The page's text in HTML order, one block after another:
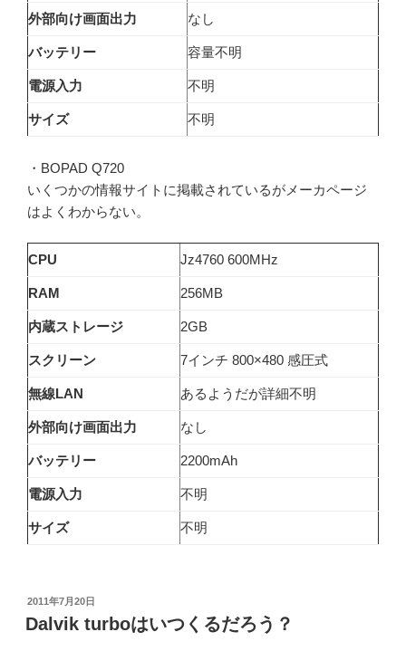
外部向け画面出力 なし
バッテリー 容量不明
電源入力 不明
サイズ 不明
・BOPAD Q720
いくつかの情報サイトに掲載されているがメーカページ
はよくわからない。
CPU Jz4760 600MHz
RAM 256MB
内蔵ストレージ 2GB
スクリーン 7インチ 800×480 感圧式
無線LAN あるようだが詳細不明
外部向け画面出力 なし
バッテリー 2200mAh
電源入力 不明
サイズ 不明
投
稿
日:
2011年7月20日
Dalvik turboはいつくるだろう？